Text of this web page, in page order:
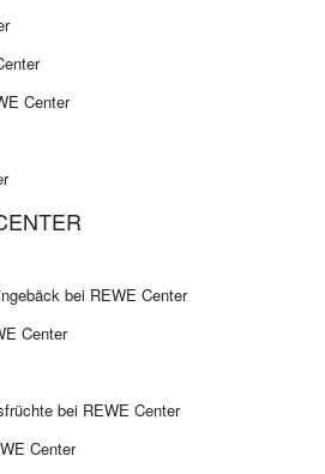
Center
bei REWE Center
Center
bei REWE Center
Center